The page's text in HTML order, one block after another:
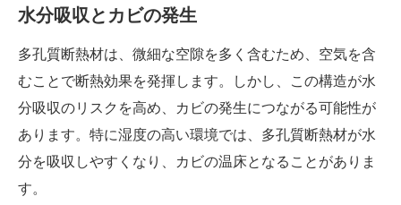
水分吸収とカビの発生
多孔質断熱材は、微細な空隙を多く含むため、空気を含
むことで断熱効果を発揮します。しかし、この構造が水
分吸収のリスクを高め、カビの発生につながる可能性が
あります。特に湿度の高い環境では、多孔質断熱材が水
分を吸収しやすくなり、カビの温床となることがありま
す。